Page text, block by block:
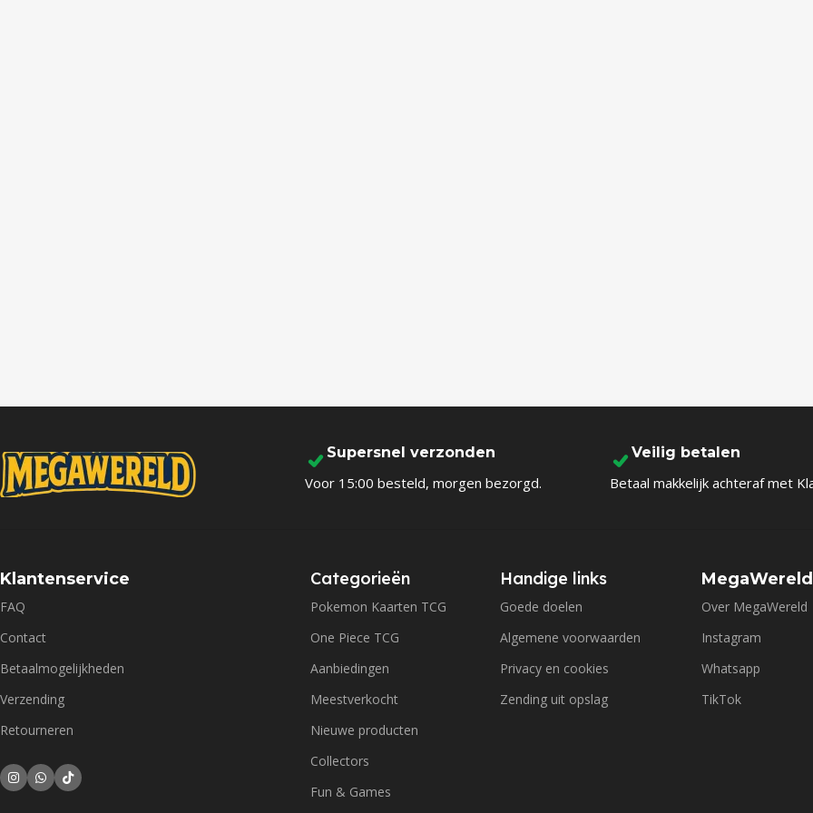
Supersnel verzonden
Voor 15:00 besteld, morgen bezorgd.
Veilig betalen
Betaal makkelijk achteraf met
Klantenservice
FAQ
Contact
Betaalmogelijkheden
Verzending
Retourneren
Categorieën
Pokemon Kaarten TCG
One Piece TCG
Aanbiedingen
Meestverkocht
Nieuwe producten
Collectors
Fun & Games
Handige links
Goede doelen
Algemene voorwaarden
Privacy en cookies
Zending uit opslag
MegaWereld
Over MegaWereld
Instagram
Whatsapp
TikTok